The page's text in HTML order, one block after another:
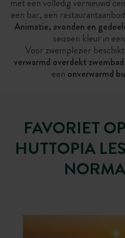
met een volledig vernieuwd
een bar, een
Animatie, avonden en
seizoen kleur in
Voor zwemplezier
verwarmd overdekt
een onverwarmd
FAVORIET
HUTTOPIA